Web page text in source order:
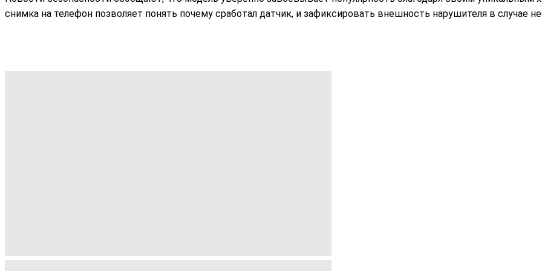
снимка на телефон позволяет понять почему сработал датчик, и зафиксировать внешность нарушителя в случае